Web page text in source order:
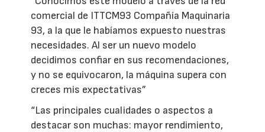
comercial de ITTCM93 Compañía Maquinaria
93, a la que le habíamos expuesto nuestras
necesidades. Al ser un nuevo modelo
decidimos confiar en sus recomendaciones,
y no se equivocaron, la máquina supera con
creces mis expectativas”
“Las principales cualidades o aspectos a
destacar son muchas: mayor rendimiento,